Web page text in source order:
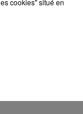
cookies" situé en